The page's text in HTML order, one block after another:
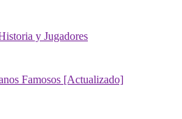
y Jugadores
Famosos [Actualizado]